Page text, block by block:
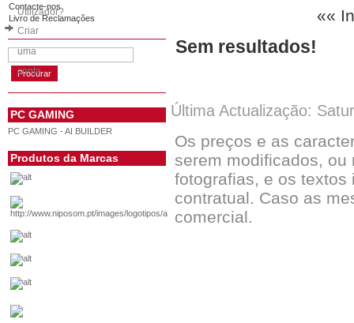
Utilizador?
Criar
uma
conta
Contacte-nos
Livro de Reclamações
PC GAMING
PC GAMING - AI BUILDER
Produtos da Marcas
««
Sem resultados!
Última Actualização:
Os preços e as
serem modificados, ou
fotografias, e os
contratual. Caso as
comercial.